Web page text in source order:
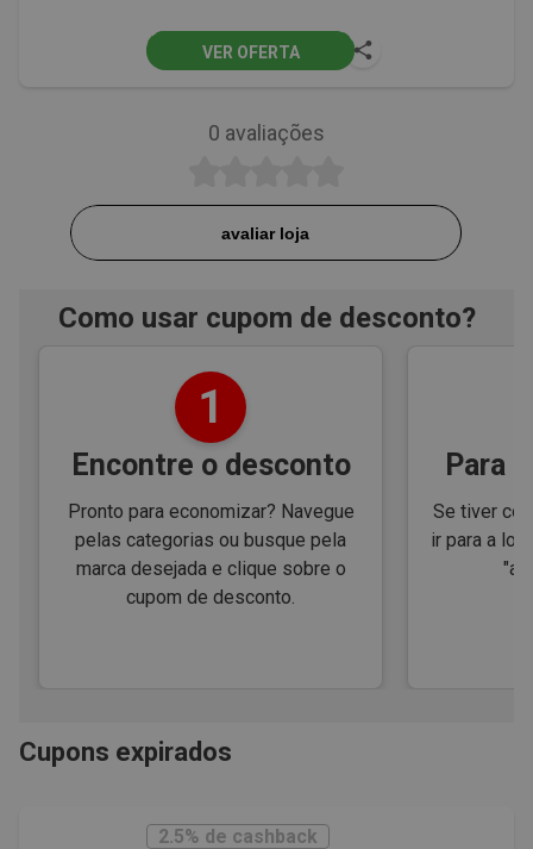
VER OFERTA
0 avaliações
avaliar loja
Como usar cupom de desconto?
1
Encontre o desconto
Pronto para economizar? Navegue
pelas categorias ou busque pela
marca desejada e clique sobre o
cupom de desconto.
Para
Se tiver
ir para a
Cupons expirados
2.5% de cashback